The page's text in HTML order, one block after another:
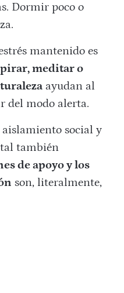
Dormir poco o
mantenido es
meditar o
ayudan al
del modo alerta.
aislamiento social y
también
de apoyo y los
son, literalmente,